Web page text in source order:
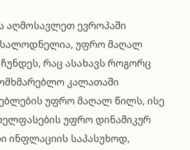
აღმოსავლეთ ევროპაში
უფრო მაღალ
რაც ასახავს როგორც
კალათაში
უფრო მაღალ წილს, ისე
უფრო დინამიკურ
ინფლაციის საპასუხოდ,